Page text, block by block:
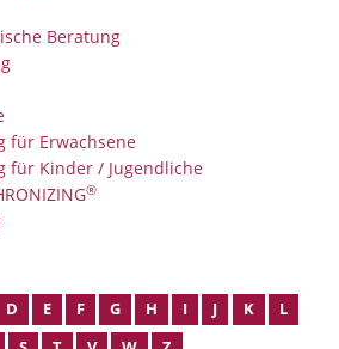
Beratung
für Erwachsene
für Kinder / Jugendliche
®
D E F G H I J K
L